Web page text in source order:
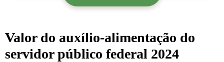
Valor do auxílio-alimentação do
servidor público federal 2024